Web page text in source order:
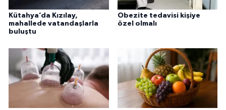
Kütahya’da Kızılay,
mahallede vatandaşlarla
buluştu
Obezite tedavisi kişiye
özel olmalı